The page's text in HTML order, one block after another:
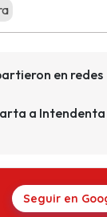
en redes
a Intendenta
Seguir en